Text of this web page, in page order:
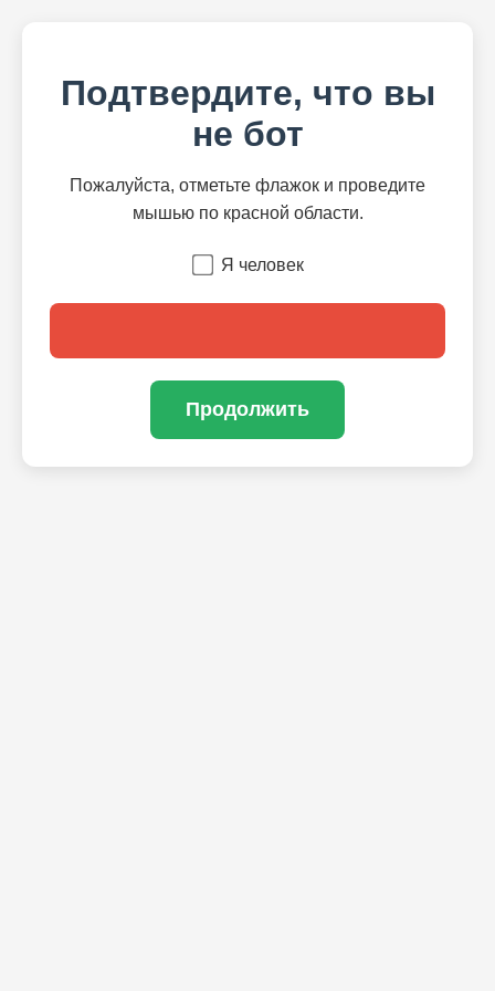
Подтвердите, что вы
не бот
Пожалуйста, отметьте флажок и проведите
мышью по красной области.
Я человек
Продолжить